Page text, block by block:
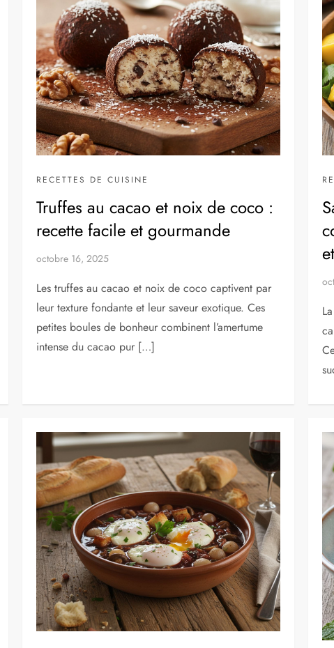
RECETTES DE CUISINE
Truffes au cacao et noix de coco :
recette facile et gourmande
octobre 16, 2025
Les truffes au cacao et noix de coco captivent par
leur texture fondante et leur saveur exotique. Ces
petites boules de bonheur combinent l’amertume
intense du cacao pur […]